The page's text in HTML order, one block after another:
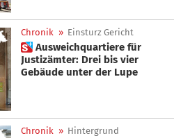
Chronik » Einsturz Gericht
 Ausweichquartiere für
Justizämter: Drei bis vier
Gebäude unter der Lupe
Chronik » Hintergrund